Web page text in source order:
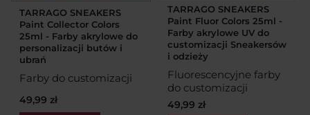
TARRAGO SNEAKERS
Paint Collector Colors
25ml - Farby akrylowe do
personalizacji butów i
ubrań
Farby do customizacji
49,99 zł
TARRAGO SNEAKERS
Paint Fluor Colors 25ml -
Farby akrylowe UV do
customizacji Sneakersów
i odzieży
Fluorescencyjne farby
do customizacji
49,99 zł